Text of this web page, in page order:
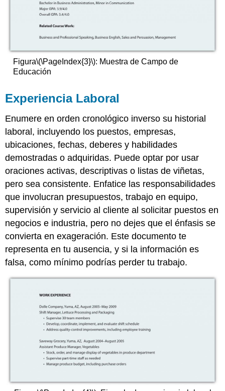
Figura\(\PageIndex{3}\): Muestra de Campo de
Educación
Experiencia Laboral
Enumere en orden cronológico inverso su historial
laboral, incluyendo los puestos, empresas,
ubicaciones, fechas, deberes y habilidades
demostradas o adquiridas. Puede optar por usar
oraciones activas, descriptivas o listas de viñetas,
pero sea consistente. Enfatice las responsabilidades
que involucran presupuestos, trabajo en equipo,
supervisión y servicio al cliente al solicitar puestos en
negocios e industria, pero no dejes que el énfasis se
convierta en exageración. Este documento te
representa en tu ausencia, y si la información es
falsa, como mínimo podrías perder tu trabajo.